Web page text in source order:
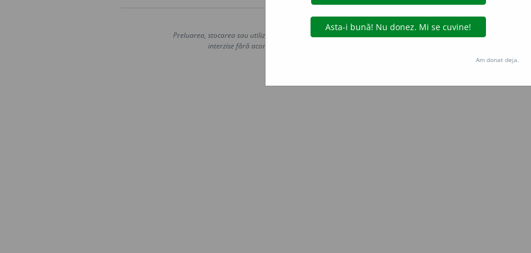
Copyright © 2004-2026 dexonline (https://dexonline.ro)
Preluarea, stocarea sau utilizarea datelor de pe acest site, inclusiv prin orice metode de extragere automată
interzise fără acordul nostru prealabil scris, cu excepția seturilor de date oferite oficial spre utilizare
Hosterion
Am donat deja.